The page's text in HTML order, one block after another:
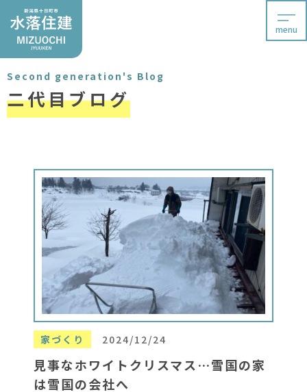
menu
Second generation's Blog
二代目ブログ
家づくり 2024/12/24
見事なホワイトクリスマス…雪国の家
は雪国の会社へ